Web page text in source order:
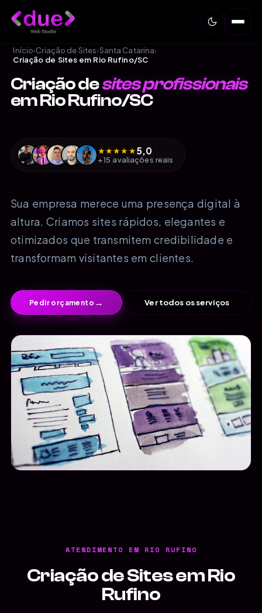
Início›Criação de Sites›Santa Catarina›
Criação de Sites em Rio Rufino/SC
Criação desites profissionais
em Rio Rufino/SC
★★★★★5,0
+15 avaliações reais
Sua empresa merece uma presença digital à
altura. Criamos sites rápidos, elegantes e
otimizados que transmitem credibilidade e
transformam visitantes em clientes.
Pedir orçamento → Ver todos os serviços
ATENDIMENTO EM RIO RUFINO
Criação de Sites em Rio
Rufino